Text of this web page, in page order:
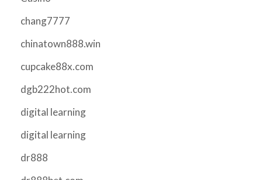
chang7777
chinatown888.win
cupcake88x.com
dgb222hot.com
digital learning
digital learning
dr888